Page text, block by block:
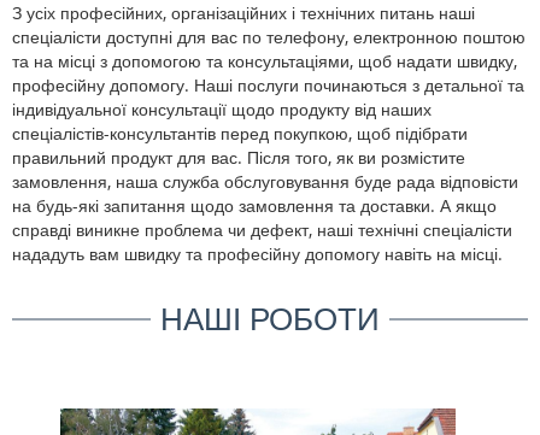
З усіх професійних, організаційних і технічних питань наші
спеціалісти доступні для вас по телефону, електронною поштою
та на місці з допомогою та консультаціями, щоб надати швидку,
професійну допомогу. Наші послуги починаються з детальної та
індивідуальної консультації щодо продукту від наших
спеціалістів-консультантів перед покупкою, щоб підібрати
правильний продукт для вас. Після того, як ви розмістите
замовлення, наша служба обслуговування буде рада відповісти
на будь-які запитання щодо замовлення та доставки. А якщо
справді виникне проблема чи дефект, наші технічні спеціалісти
нададуть вам швидку та професійну допомогу навіть на місці.
НАШІ РОБОТИ